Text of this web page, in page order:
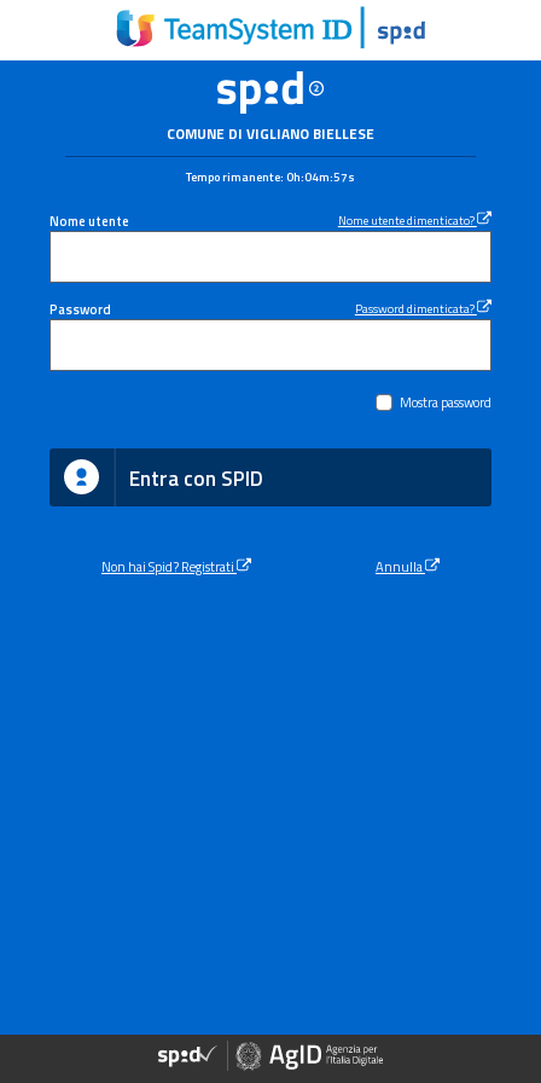
COMUNE DI VIGLIANO BIELLESE
Tempo rimanente:0h:04m:56s
Nome utente Nome utente dimenticato?
Password Password dimenticata?
Mostra password
Entra con SPID
Non hai Spid? Registrati Annulla